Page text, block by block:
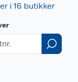
i 16 butikker